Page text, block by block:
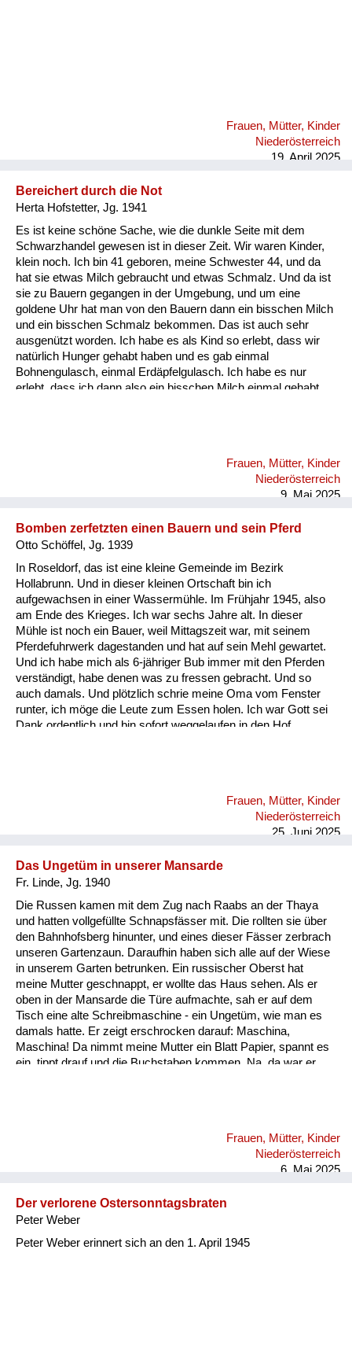
Frauen, Mütter, Kinder
Niederösterreich
19. April 2025
Bereichert durch die Not
Herta Hofstetter, Jg. 1941
Es ist keine schöne Sache, wie die dunkle Seite mit dem
Schwarzhandel gewesen ist in dieser Zeit. Wir waren Kinder,
klein noch. Ich bin 41 geboren, meine Schwester 44, und da
hat sie etwas Milch gebraucht und etwas Schmalz. Und da ist
sie zu Bauern gegangen in der Umgebung, und um eine
goldene Uhr hat man von den Bauern dann ein bisschen Milch
und ein bisschen Schmalz bekommen. Das ist auch sehr
ausgenützt worden. Ich habe es als Kind so erlebt, dass wir
natürlich Hunger gehabt haben und es gab einmal
Bohnengulasch, einmal Erdäpfelgulasch. Ich habe es nur
erlebt, dass ich dann also ein bisschen Milch einmal gehabt
Frauen, Mütter, Kinder
Niederösterreich
9. Mai 2025
Bomben zerfetzten einen Bauern und sein Pferd
Otto Schöffel, Jg. 1939
In Roseldorf, das ist eine kleine Gemeinde im Bezirk
Hollabrunn. Und in dieser kleinen Ortschaft bin ich
aufgewachsen in einer Wassermühle. Im Frühjahr 1945, also
am Ende des Krieges. Ich war sechs Jahre alt. In dieser
Mühle ist noch ein Bauer, weil Mittagszeit war, mit seinem
Pferdefuhrwerk dagestanden und hat auf sein Mehl gewartet.
Und ich habe mich als 6-jähriger Bub immer mit den Pferden
verständigt, habe denen was zu fressen gebracht. Und so
auch damals. Und plötzlich schrie meine Oma vom Fenster
runter, ich möge die Leute zum Essen holen. Ich war Gott sei
Dank ordentlich und bin sofort weggelaufen in den Hof.
Frauen, Mütter, Kinder
Niederösterreich
25. Juni 2025
Das Ungetüm in unserer Mansarde
Fr. Linde, Jg. 1940
Die Russen kamen mit dem Zug nach Raabs an der Thaya
und hatten vollgefüllte Schnapsfässer mit. Die rollten sie über
den Bahnhofsberg hinunter, und eines dieser Fässer zerbrach
unseren Gartenzaun. Daraufhin haben sich alle auf der Wiese
in unserem Garten betrunken. Ein russischer Oberst hat
meine Mutter geschnappt, er wollte das Haus sehen. Als er
oben in der Mansarde die Türe aufmachte, sah er auf dem
Tisch eine alte Schreibmaschine - ein Ungetüm, wie man es
damals hatte. Er zeigt erschrocken darauf: Maschina,
Maschina! Da nimmt meine Mutter ein Blatt Papier, spannt es
ein, tippt drauf und die Buchstaben kommen. Na, da war er
Frauen, Mütter, Kinder
Niederösterreich
6. Mai 2025
Der verlorene Ostersonntagsbraten
Peter Weber
Peter Weber erinnert sich an den 1. April 1945